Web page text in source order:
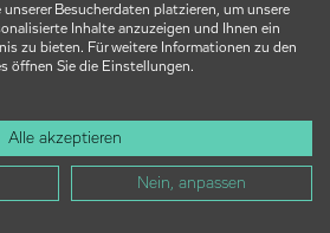
unserer Besucherdaten platzieren, um unsere
Inhalte anzuzeigen und Ihnen ein
zu bieten. Für weitere Informationen zu den
öffnen Sie die Einstellungen.
Alle akzeptieren
Nein, anpassen